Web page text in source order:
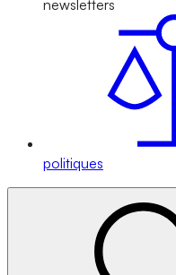
newsletters
politiques